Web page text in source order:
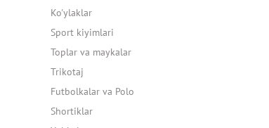
Ko'ylaklar
Sport kiyimlari
Toplar va maykalar
Trikotaj
Futbolkalar va Polo
Shortiklar